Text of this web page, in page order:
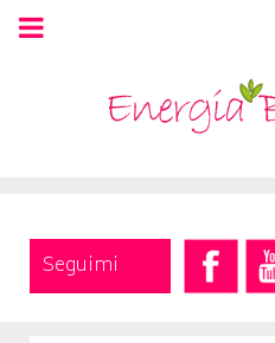
Seguimi